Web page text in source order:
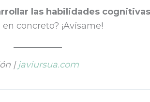
las habilidades
concreto? ¡Avísame!
| javiursua.com